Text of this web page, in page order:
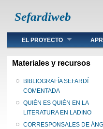
Sefardiweb
Main menu
EL PROYECTO
Materiales y recursos
BIBLIOGRAFÍA SEFARDÍ
COMENTADA
QUIÉN ES QUIÉN EN LA
LITERATURA EN LADINO
CORRESPONSALES DE